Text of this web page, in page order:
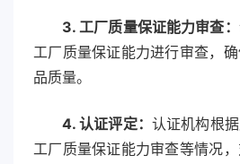
3. 工厂质量保证能力审查：
工厂质量保证能力进行审查，
品质量。
4. 认证评定： 认证机构根
工厂质量保证能力审查等情况